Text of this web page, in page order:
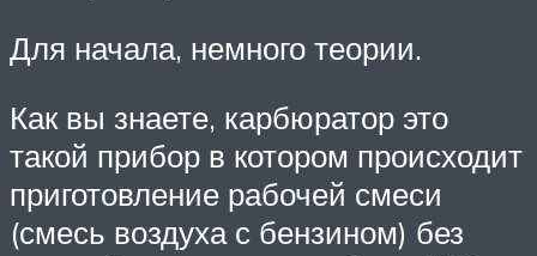
Для начала, немного теории.
Как вы знаете, карбюратор это
такой прибор в котором происходит
приготовление рабочей смеси
(смесь воздуха с бензином) без